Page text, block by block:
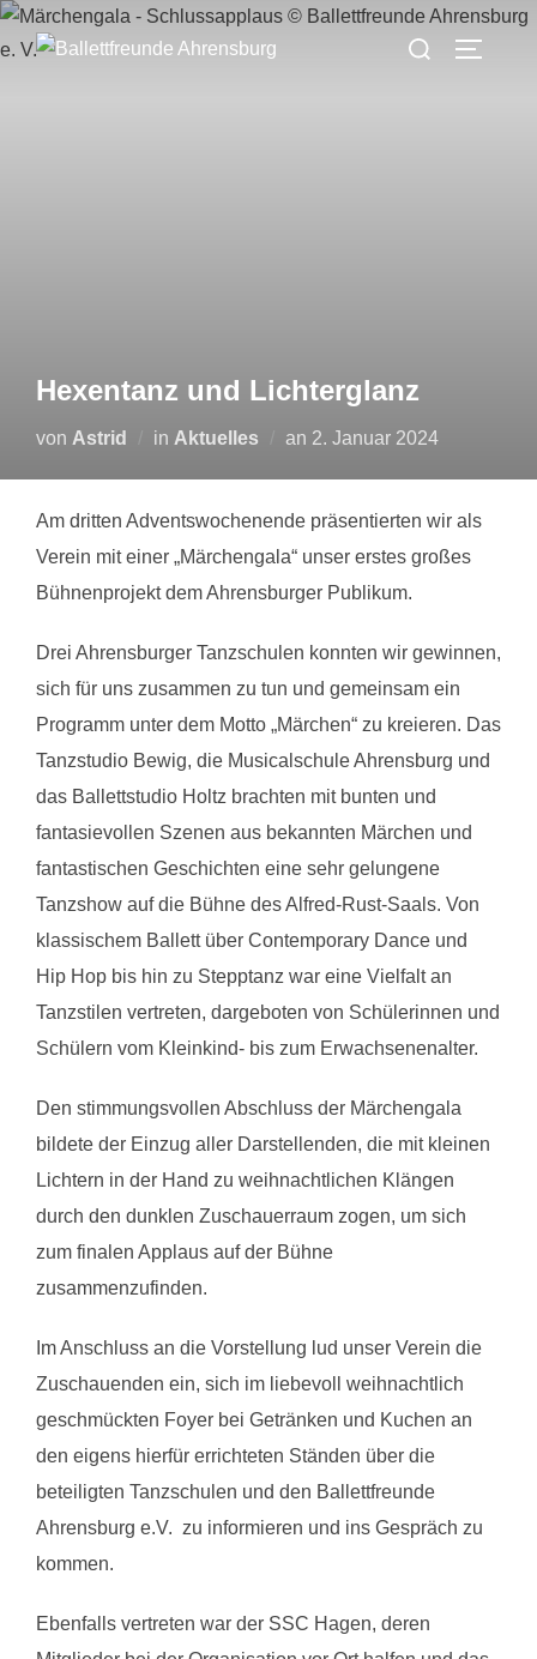
Zum
Inhalt
Suchen
Hexentanz und Lichterglanz
von Astrid in Aktuelles an Veröffentlicht
2. Januar 2024
Am dritten Adventswochenende präsentierten wir als
Verein mit einer „Märchengala“ unser erstes großes
Bühnenprojekt dem Ahrensburger Publikum.
Drei Ahrensburger Tanzschulen konnten wir gewinnen,
sich für uns zusammen zu tun und gemeinsam ein
Programm unter dem Motto „Märchen“ zu kreieren. Das
Tanzstudio Bewig, die Musicalschule Ahrensburg und
das Ballettstudio Holtz brachten mit bunten und
fantasievollen Szenen aus bekannten Märchen und
fantastischen Geschichten eine sehr gelungene
Tanzshow auf die Bühne des Alfred-Rust-Saals. Von
klassischem Ballett über Contemporary Dance und
Hip Hop bis hin zu Stepptanz war eine Vielfalt an
Tanzstilen vertreten, dargeboten von Schülerinnen und
Schülern vom Kleinkind- bis zum Erwachsenenalter.
Den stimmungsvollen Abschluss der Märchengala
bildete der Einzug aller Darstellenden, die mit kleinen
Lichtern in der Hand zu weihnachtlichen Klängen
durch den dunklen Zuschauerraum zogen, um sich
zum finalen Applaus auf der Bühne
zusammenzufinden.
Im Anschluss an die Vorstellung lud unser Verein die
Zuschauenden ein, sich im liebevoll weihnachtlich
geschmückten Foyer bei Getränken und Kuchen an
den eigens hierfür errichteten Ständen über die
beteiligten Tanzschulen und den Ballettfreunde
Ahrensburg e.V. zu informieren und ins Gespräch zu
kommen.
Ebenfalls vertreten war der SSC Hagen, deren